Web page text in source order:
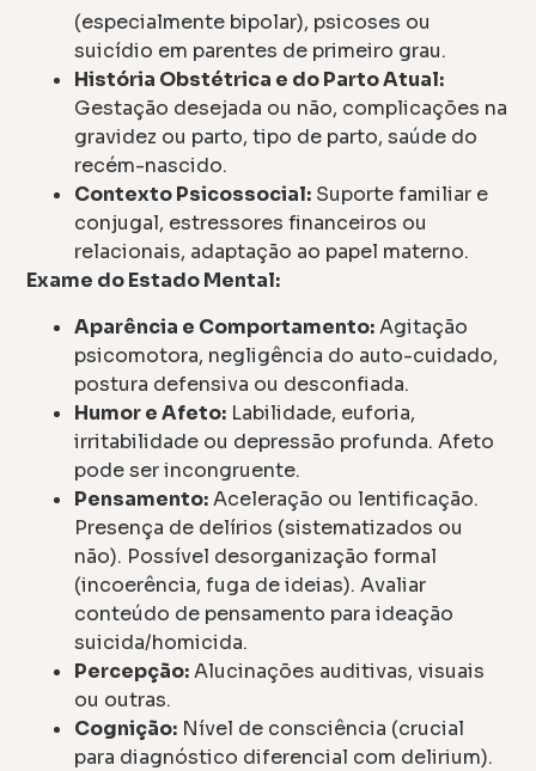
(especialmente bipolar), psicoses ou
suicídio em parentes de primeiro grau.
História Obstétrica e do Parto Atual:
Gestação desejada ou não, complicações na
gravidez ou parto, tipo de parto, saúde do
recém-nascido.
Contexto Psicossocial: Suporte familiar e
conjugal, estressores financeiros ou
relacionais, adaptação ao papel materno.
Exame do Estado Mental:
Aparência e Comportamento:Agitação
psicomotora, negligência do auto-cuidado,
postura defensiva ou desconfiada.
Humor e Afeto: Labilidade, euforia,
irritabilidade ou depressão profunda. Afeto
pode ser incongruente.
Pensamento:Aceleração ou lentificação.
Presença de delírios (sistematizados ou
não). Possível desorganização formal
(incoerência, fuga de ideias). Avaliar
conteúdo de pensamento para ideação
suicida/homicida.
Percepção:Alucinações auditivas, visuais
ou outras.
Cognição: Nível de consciência (crucial
para diagnóstico diferencial com delirium).